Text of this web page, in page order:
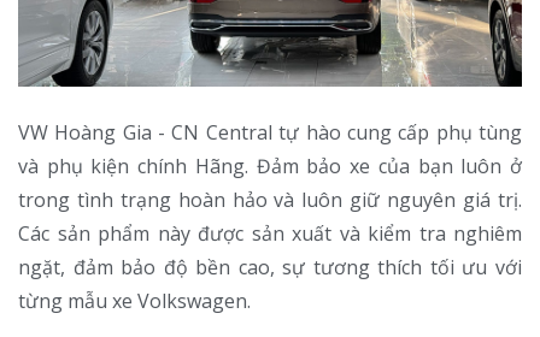
VW Hoàng Gia - CN Central tự hào cung cấp phụ tùng
và phụ kiện chính Hãng. Đảm bảo xe của bạn luôn ở
trong tình trạng hoàn hảo và luôn giữ nguyên giá trị.
Các sản phẩm này được sản xuất và kiểm tra nghiêm
ngặt, đảm bảo độ bền cao, sự tương thích tối ưu với
từng mẫu xe Volkswagen.